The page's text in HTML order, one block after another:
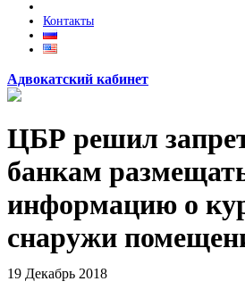
Контакты
Адвокатский кабинет
ЦБР решил
банкам
информацию о
снаружи
19 Декабрь 2018